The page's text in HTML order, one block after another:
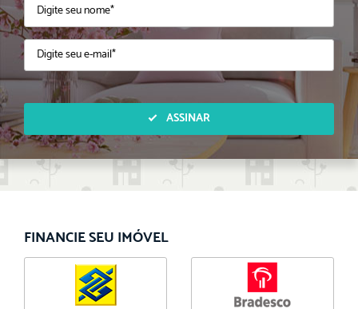
ASSINAR
FINANCIE SEU IMÓVEL